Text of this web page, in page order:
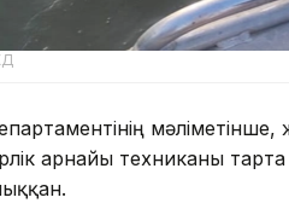
арнайы техниканы